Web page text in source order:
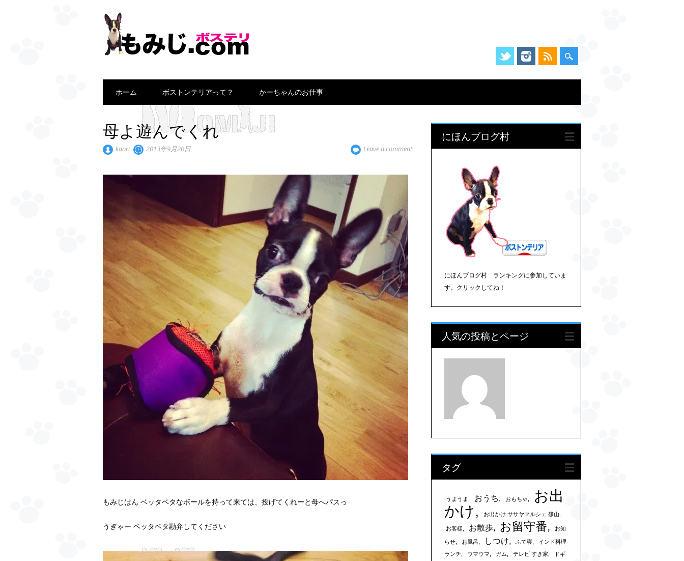
Main menu
ホーム ボストンテリアって？ かーちゃんのお仕事
母よ遊んでくれ
kaori 2013年9月20日 Leave a comment
もみじはん ベッタベタなボールを持って来ては、投げてくれーと母へパスっ
うぎゃー ベッタベタ勘弁してください
にほんブログ村
にほんブログ村 ランキングに参加していま
す。クリックしてね！
人気の投稿とページ
タグ
うまうま おうち おもちゃ
お出
かけ
お出かけ ササヤマルシェ 篠山
お客様 お散歩 お留守番 お知
らせ お風呂 しつけ ふて寝
インド料理
ランチ
ウマウマ ガム テレビ すき家 ドギ